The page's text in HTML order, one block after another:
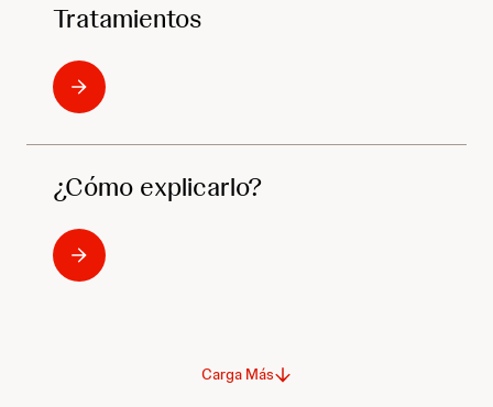
Tratamientos
¿Cómo explicarlo?
Carga Más